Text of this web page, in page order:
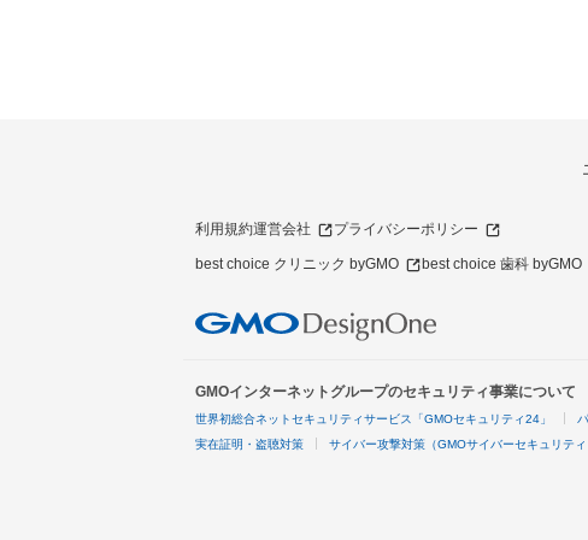
利用規約運営会社 プライバシーポリシー
best choice クリニック byGMO best choice 歯科 byGMO
GMOインターネットグループのセキュリティ事業について
世界初総合ネットセキュリティサービス「GMOセキュリティ24」
実在証明・盗聴対策 サイバー攻撃対策（GMOサイバーセキュリティ